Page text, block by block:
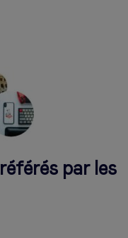
par les